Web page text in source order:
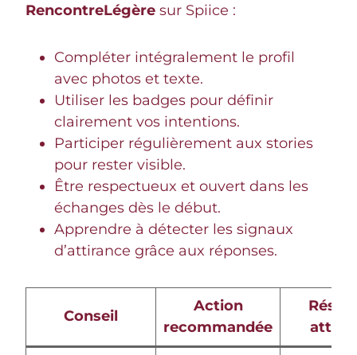
RencontreLégère sur Spiice :
Compléter intégralement le profil
avec photos et texte.
Utiliser les badges pour définir
clairement vos intentions.
Participer régulièrement aux stories
pour rester visible.
Être respectueux et ouvert dans les
échanges dès le début.
Apprendre à détecter les signaux
d’attirance grâce aux réponses.
Conseil
Action
recommandée